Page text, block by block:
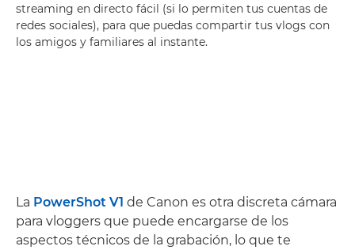
streaming en directo fácil (si lo permiten tus cuentas de
redes sociales), para que puedas compartir tus vlogs con
los amigos y familiares al instante.
La PowerShot V1 de Canon es otra discreta cámara
para vloggers que puede encargarse de los
aspectos técnicos de la grabación, lo que te